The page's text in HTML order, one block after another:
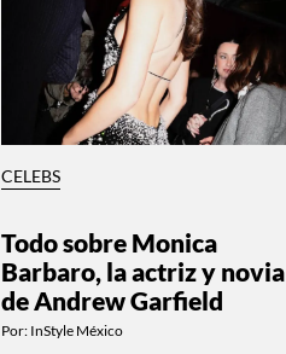
CELEBS
Todo sobre Monica
Barbaro, la actriz y novia
de Andrew Garfield
Por: InStyle México